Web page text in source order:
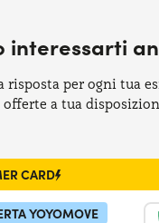
interessarti
risposta per ogni tua
a tua
CARD
YOYOMOVE